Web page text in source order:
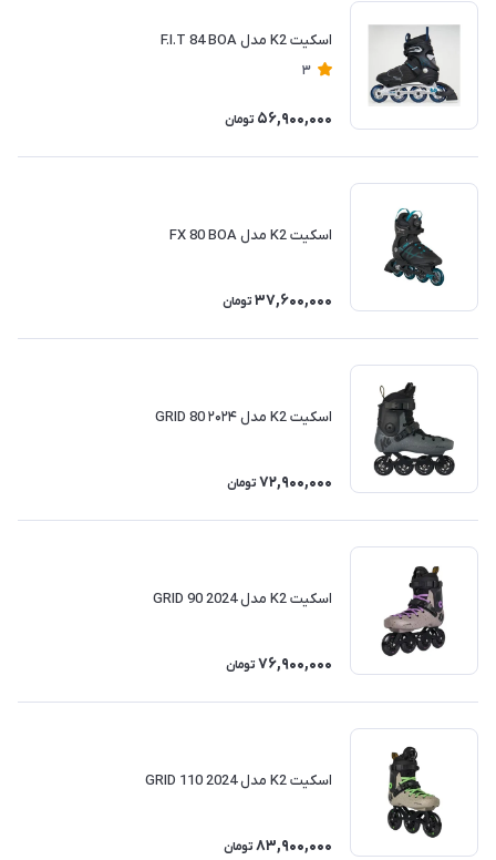
اسکیت K2 مدل F.I.T 84 BOA
3
56,900,000 تومان
اسکیت K2 مدل FX 80 BOA
37,600,000 تومان
اسکیت K2 مدل GRID 80 ۲۰۲۴
72,900,000 تومان
اسکیت K2 مدل GRID 90 2024
76,900,000 تومان
اسکیت K2 مدل GRID 110 2024
83,900,000 تومان